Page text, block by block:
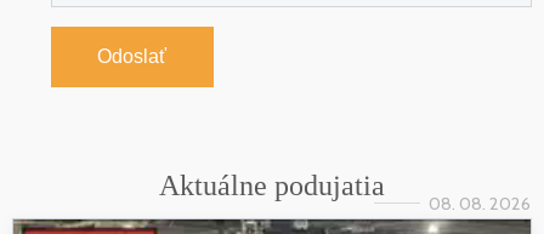
Odoslať
Aktuálne podujatia
08. 08. 2026